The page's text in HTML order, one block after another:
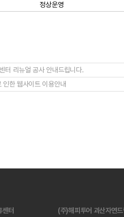
정상운영
터 리뉴얼 공사 안내드립니다.
인한 웹사이트 이용안내
터 (주)해피투어 괴산자연